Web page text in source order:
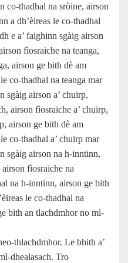
co-thadhal na sròine, airson
a dh’èireas le co-thadhal
e a’ faighinn sgàig airson
fìosraiche na teanga,
airson ge bith dè am
co-thadhal na teanga mar
sgàig airson a’ chuirp,
airson fìosraiche a’ chuirp,
airson ge bith dè am
co-thadhal a’ chuirp mar
sgàig airson na h‑inntinn,
fìosraiche na
na h‑inntinn, airson ge bith
le co-thadhal na
bith an tlachdmhor no mì-
Le bhith a’
Tro